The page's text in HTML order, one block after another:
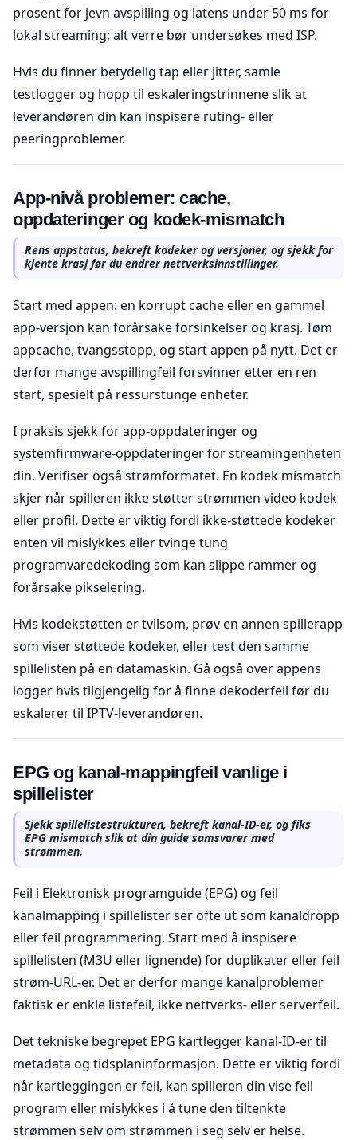
prosent for jevn avspilling og latens under 50 ms for
lokal streaming; alt verre bør undersøkes med ISP.
Hvis du finner betydelig tap eller jitter, samle
testlogger og hopp til eskaleringstrinnene slik at
leverandøren din kan inspisere ruting- eller
peeringproblemer.
App-nivå problemer: cache,
oppdateringer og kodek-mismatch
Rens appstatus, bekreft kodeker og versjoner, og sjekk for
kjente krasj før du endrer nettverksinnstillinger.
Start med appen: en korrupt cache eller en gammel
app-versjon kan forårsake forsinkelser og krasj. Tøm
appcache, tvangsstopp, og start appen på nytt. Det er
derfor mange avspillingfeil forsvinner etter en ren
start, spesielt på ressurstunge enheter.
I praksis sjekk for app-oppdateringer og
systemfirmware-oppdateringer for streamingenheten
din. Verifiser også strømformatet. En kodek mismatch
skjer når spilleren ikke støtter strømmen video kodek
eller profil. Dette er viktig fordi ikke-støttede kodeker
enten vil mislykkes eller tvinge tung
programvaredekoding som kan slippe rammer og
forårsake pikselering.
Hvis kodekstøtten er tvilsom, prøv en annen spillerapp
som viser støttede kodeker, eller test den samme
spillelisten på en datamaskin. Gå også over appens
logger hvis tilgjengelig for å finne dekoderfeil før du
eskalerer til IPTV-leverandøren.
EPG og kanal-mappingfeil vanlige i
spillelister
Sjekk spillelistestrukturen, bekreft kanal-ID-er, og fiks
EPG mismatch slik at din guide samsvarer med
strømmen.
Feil i Elektronisk programguide (EPG) og feil
kanalmapping i spillelister ser ofte ut som kanaldropp
eller feil programmering. Start med å inspisere
spillelisten (M3U eller lignende) for duplikater eller feil
strøm-URL-er. Det er derfor mange kanalproblemer
faktisk er enkle listefeil, ikke nettverks- eller serverfeil.
Det tekniske begrepet EPG kartlegger kanal-ID-er til
metadata og tidsplaninformasjon. Dette er viktig fordi
når kartleggingen er feil, kan spilleren din vise feil
program eller mislykkes i å tune den tiltenkte
strømmen selv om strømmen i seg selv er helse.